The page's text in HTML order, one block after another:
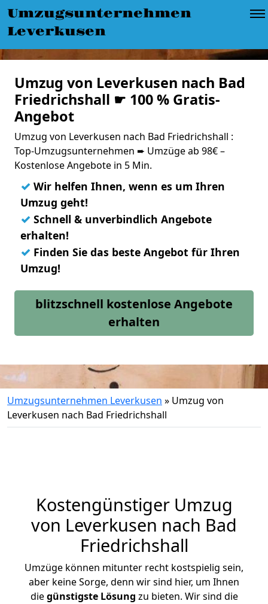
Umzugsunternehmen
Leverkusen
Umzug von Leverkusen nach Bad
Friedrichshall ☛ 100 % Gratis-
Angebot
Umzug von Leverkusen nach Bad Friedrichshall :
Top-Umzugsunternehmen ➨ Umzüge ab 98€ –
Kostenlose Angebote in 5 Min.
✓ Wir helfen Ihnen, wenn es um Ihren
Umzug geht!
✓ Schnell & unverbindlich Angebote
erhalten!
✓ Finden Sie das beste Angebot für Ihren
Umzug!
blitzschnell kostenlose Angebote
erhalten
Umzugsunternehmen Leverkusen » Umzug von
Leverkusen nach Bad Friedrichshall
Kostengünstiger Umzug
von Leverkusen nach Bad
Friedrichshall
Umzüge können mitunter recht kostspielig sein,
aber keine Sorge, denn wir sind hier, um Ihnen
diegünstigste Lösung zu bieten. Wir sind die